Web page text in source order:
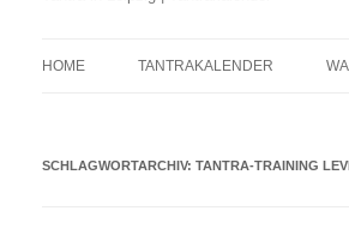
HOME TANTRAKALENDER
SCHLAGWORTARCHIV: TANTRA-TRAINING